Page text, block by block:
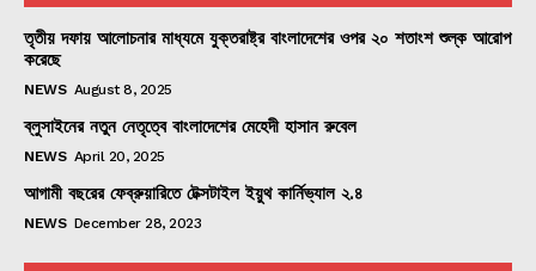
তৃতীয় দফায় আলোচনার মাধ্যমে যুক্তরাষ্ট্র বাংলাদেশের ওপর ২০ শতাংশ শুল্ক আরোপ
করেছে
NEWS August 8, 2025
ব্লুসাইনের নতুন নেতৃত্বে বাংলাদেশের মেহেদী হাসান রুবেল
NEWS April 20, 2025
আগামী বছরের ফেব্রুয়ারিতে টেক্সটাইল ইয়ুথ কার্নিভ্যাল ২.৪
NEWS December 28, 2023